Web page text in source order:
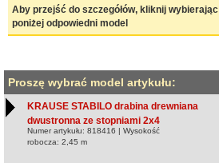
Aby przejść do szczegółów, kliknij wybierając
poniżej odpowiedni model
Proszę wybrać model artykułu:
KRAUSE STABILO drabina drewniana
dwustronna ze stopniami 2x4
Numer artykułu: 818416 | Wysokość
robocza: 2,45 m